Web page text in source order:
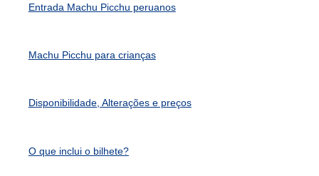
Entrada Machu Picchu peruanos
Machu Picchu para crianças
Disponibilidade, Alterações e preços
O que inclui o bilhete?